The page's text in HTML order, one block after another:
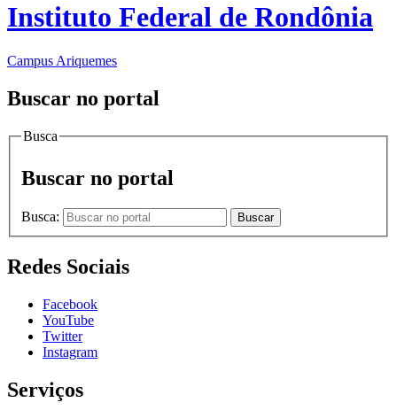
Instituto Federal de Rondônia
Campus Ariquemes
Buscar no portal
Busca
Buscar no portal
Busca: Buscar
Redes Sociais
Facebook
YouTube
Twitter
Instagram
Serviços